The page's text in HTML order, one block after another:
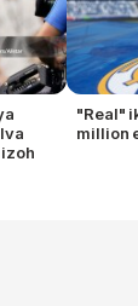
"Real"
million